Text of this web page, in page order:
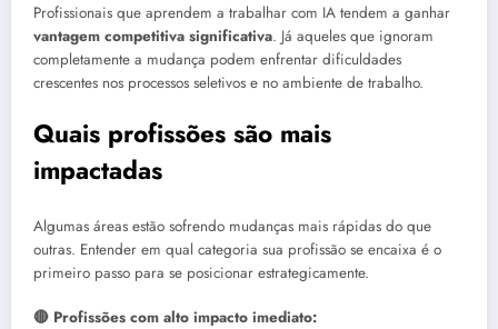
Profissionais que aprendem a trabalhar com IA tendem a ganhar
vantagem competitiva significativa. Já aqueles que ignoram
completamente a mudança podem enfrentar dificuldades
crescentes nos processos seletivos e no ambiente de trabalho.
Quais profissões são mais
impactadas
Algumas áreas estão sofrendo mudanças mais rápidas do que
outras. Entender em qual categoria sua profissão se encaixa é o
primeiro passo para se posicionar estrategicamente.
🔴 Profissões com alto impacto imediato: